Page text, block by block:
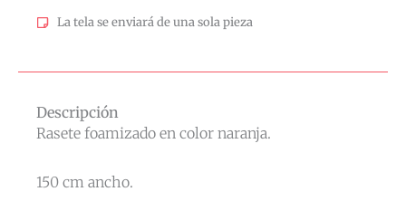
La tela se enviará de una sola pieza
Descripción
Rasete foamizado en color naranja.
150 cm ancho.